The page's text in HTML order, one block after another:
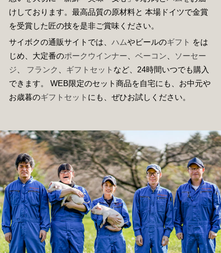
けしております。最高品質の原材料と 本場ドイツで金賞
を受賞した匠の技を是非ご賞味ください。
サイボクの通販サイトでは、 ハムやビールのギフト をは
じめ、大定番のポークウインナー ベーコン
ソーセー
ジ
フランク ギフトセット など、24時間いつでも購入
できます。 WEB限定のセット商品を自宅にも、お中元や
お歳暮のギフトセット にも、ぜひお試しください。